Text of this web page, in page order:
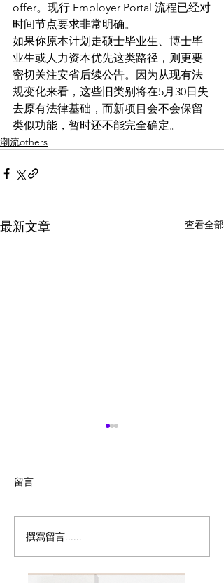
offer。现行 Employer Portal 流程已经对
时间节点要求非常明确。
如果你原本计划走硕士毕业生、博士毕
业生或人力资本优先这类路径，则更要
密切关注安省后续公告。因为从现有法
规变化来看，这些旧类别将在5月30日失
去原有法律基础，而新项目会不会保留
类似功能，暂时还不能完全确定。
潮流others
最新文章 查看全部
突发：加拿大宣布暂停父
母移民计画！
留言
撰寫留言......